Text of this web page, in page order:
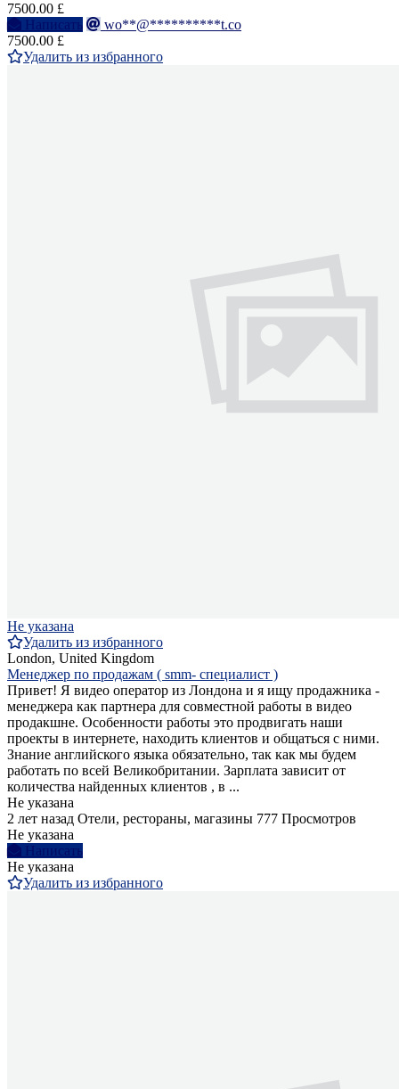
7500.00 £
Написать
wo**@**********t.co
7500.00 £
Удалить из избранного
Не указана
Удалить из избранного
London, United Kingdom
Менеджер по продажам ( smm- специалист )
Привет! Я видео оператор из Лондона и я ищу продажника -
менеджера как партнера для совместной работы в видео
продакшне. Особенности работы это продвигать наши
проекты в интернете, находить клиентов и общаться с ними.
Знание английского языка обязательно, так как мы будем
работать по всей Великобритании. Зарплата зависит от
количества найденных клиентов , в ...
Не указана
2 лет назад Отели, рестораны, магазины 777 Просмотров
Не указана
Написать
Не указана
Удалить из избранного